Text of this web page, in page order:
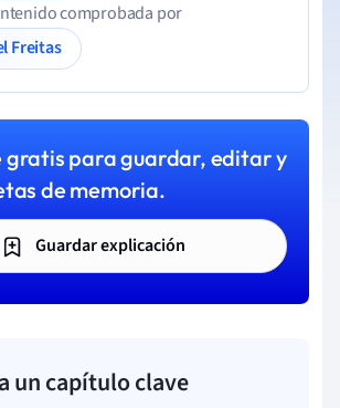
comprobada por
Freitas
gratis para guardar, editar y
de memoria.
Guardar explicación
un capítulo clave